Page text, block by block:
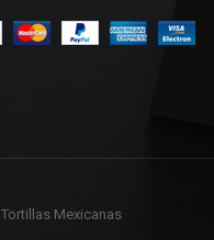
Tortillas Mexicanas